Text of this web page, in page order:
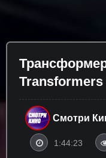
Transformers
Смотри
1:44:23